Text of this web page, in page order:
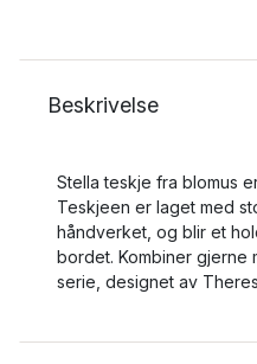
Beskrivelse
Stella teskje fra blomus
Teskjeen er laget med
håndverket, og blir et
bordet. Kombiner gjerne
serie, designet av